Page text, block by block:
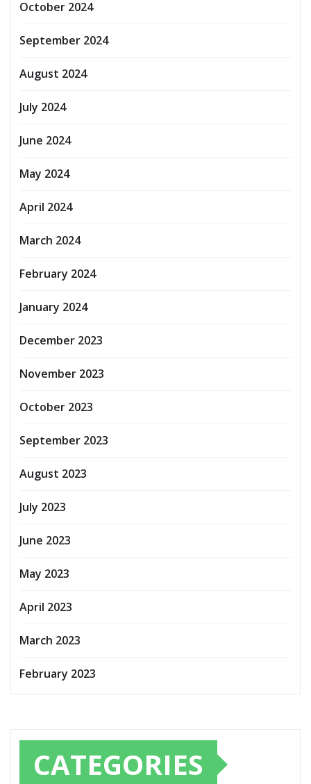
October 2024
September 2024
August 2024
July 2024
June 2024
May 2024
April 2024
March 2024
February 2024
January 2024
December 2023
November 2023
October 2023
September 2023
August 2023
July 2023
June 2023
May 2023
April 2023
March 2023
February 2023
CATEGORIES